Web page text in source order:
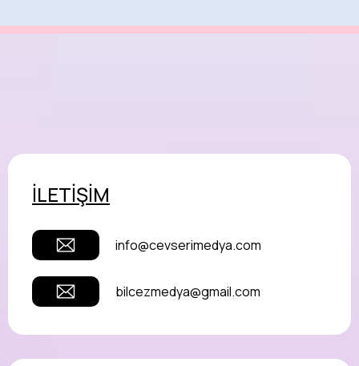
İLETİŞİM
info@cevserimedya.com
bilcezmedya@gmail.com